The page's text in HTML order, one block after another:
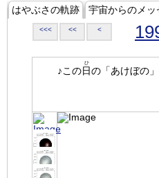
はやぶさの軌跡 宇宙からのメッ
<<< << <
♪この日
ひ
の「あけぼの」